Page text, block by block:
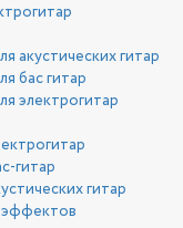
акустических гитар
бас гитар
электрогитар
гитар
гитар
эффектов